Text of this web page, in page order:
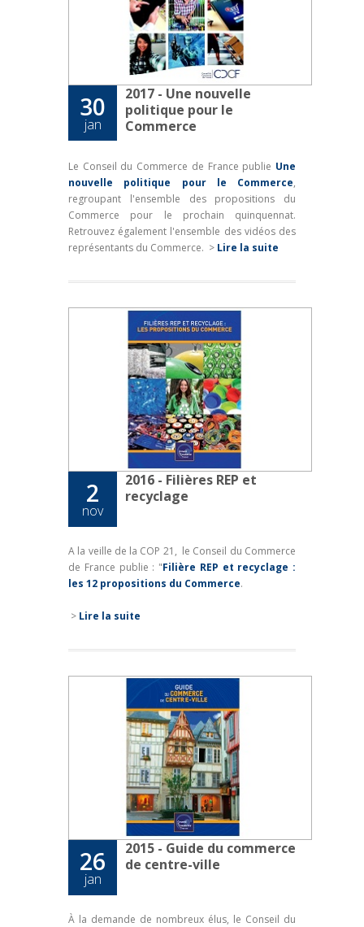
30
jan
2017 - Une nouvelle
politique pour le
Commerce
Le Conseil du Commerce de France publie Une
nouvelle politique pour le Commerce,
regroupant l'ensemble des propositions du
Commerce pour le prochain quinquennat.
Retrouvez également l'ensemble des vidéos des
représentants du Commerce. > Lire la suite
2
nov
2016 - Filières REP et
recyclage
A la veille de la COP 21, le Conseil du Commerce
de France publie : "Filière REP et recyclage :
les 12 propositions du Commerce.
> Lire la suite
26
jan
2015 - Guide du commerce
de centre-ville
À la demande de nombreux élus, le Conseil du